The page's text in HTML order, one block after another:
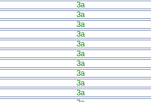
За
За
За
За
За
За
За
За
За
За